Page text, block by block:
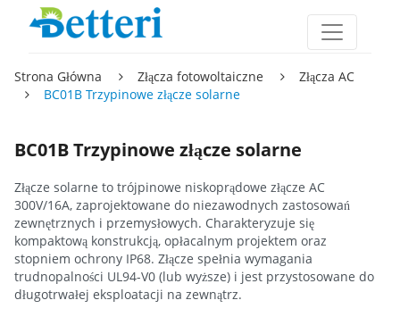
Strona Główna Złącza fotowoltaiczne
Złącza AC
BC01B Trzypinowe złącze solarne
BC01B Trzypinowe złącze solarne
Złącze solarne to trójpinowe niskoprądowe złącze AC
300V/16A, zaprojektowane do niezawodnych zastosowań
zewnętrznych i przemysłowych. Charakteryzuje się
kompaktową konstrukcją, opłacalnym projektem oraz
stopniem ochrony IP68. Złącze spełnia wymagania
trudnopalności UL94-V0 (lub wyższe) i jest przystosowane do
długotrwałej eksploatacji na zewnątrz.